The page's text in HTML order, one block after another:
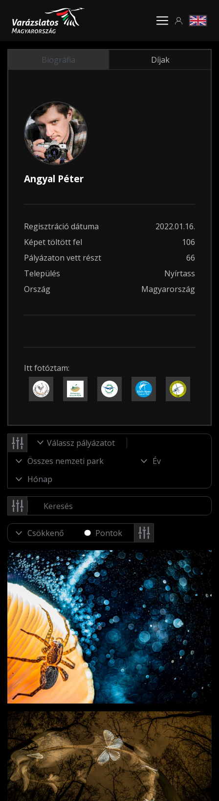
Biográfia Díjak
Angyal Péter
Regisztráció dátuma
2022.01.16.
Képet töltött fel
106
Pályázaton vett részt
66
Település
Nyírtass
Ország
Magyarország
Itt fotóztam:
Válassz pályázatot
Pontok